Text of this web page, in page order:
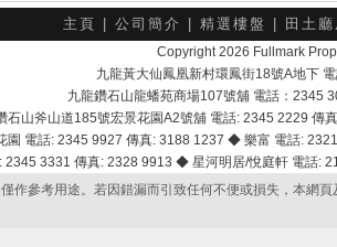
主頁 公司簡介 精選樓盤 田土
Copyright 2026 Fullmark
九龍黃大仙鳳凰新村環鳳街18號A地下
九龍鑽石山龍蟠苑商場107號舖 電話：2345
石山斧山道185號宏景花園A2號舖 電話: 2345 2229
園 電話: 2345 9927 傳真: 3188 1237 ◆ 樂富 電話:
2345 3331 傳真: 2328 9913 ◆ 星河明居/悅庭軒 電話
作參考用途。若因錯漏而引致任何不便或損失，本網